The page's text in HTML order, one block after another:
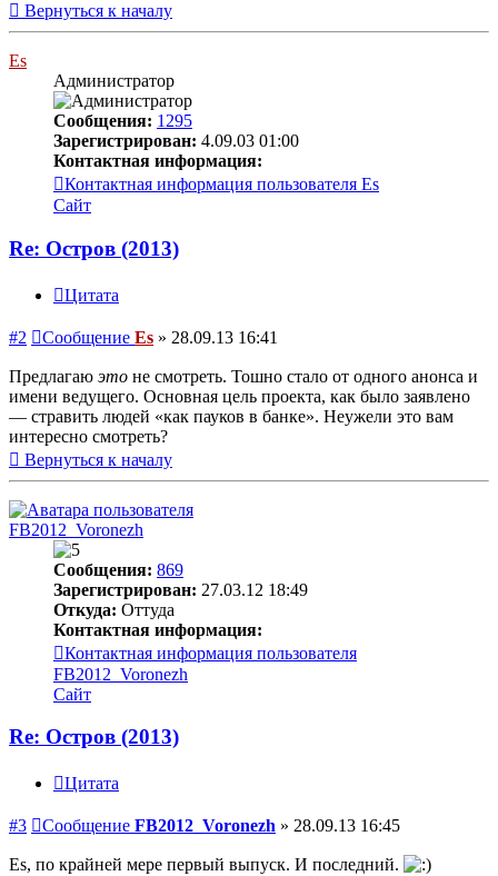
Вернуться к началу
Es
Администратор
Сообщения: 1295
Зарегистрирован: 4.09.03 01:00
Контактная информация:
Контактная информация пользователя Es
Сайт
Re: Остров (2013)
Цитата
#2 Сообщение Es » 28.09.13 16:41
Предлагаю это не смотреть. Тошно стало от одного анонса и
имени ведущего. Основная цель проекта, как было заявлено
— стравить людей «как пауков в банке». Неужели это вам
интересно смотреть?
Вернуться к началу
FB2012_Voronezh
Сообщения: 869
Зарегистрирован: 27.03.12 18:49
Откуда: Оттуда
Контактная информация:
Контактная информация пользователя
FB2012_Voronezh
Сайт
Re: Остров (2013)
Цитата
#3 Сообщение FB2012_Voronezh » 28.09.13 16:45
Es, по крайней мере первый выпуск. И последний.